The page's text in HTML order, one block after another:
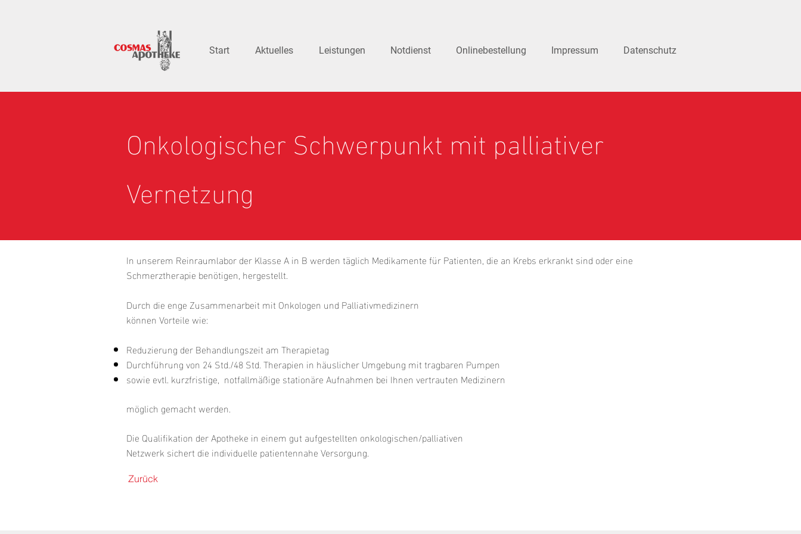
Start Aktuelles Leistungen Notdienst Onlinebestellung Impressum Datenschutz
Onkologischer Schwerpunkt mit palliativer
Vernetzung
In unserem Reinraumlabor der Klasse A in B werden täglich Medikamente für Patienten, die an Krebs erkrankt sind oder eine
Schmerztherapie benötigen, hergestellt.
Durch die enge Zusammenarbeit mit Onkologen und Palliativmedizinern
können Vorteile wie:
Reduzierung der Behandlungszeit am Therapietag
Durchführung von 24 Std./48 Std. Therapien in häuslicher Umgebung mit tragbaren Pumpen
sowie evtl. kurzfristige, notfallmäßige stationäre Aufnahmen bei Ihnen vertrauten Medizinern
möglich gemacht werden.
Die Qualifikation der Apotheke in einem gut aufgestellten onkologischen/palliativen
Netzwerk sichert die individuelle patientennahe Versorgung.
Zurück